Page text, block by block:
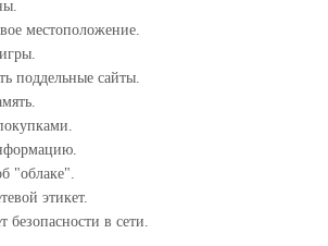
местоположение.
поддельные сайты.
"облаке".
этикет.
в сети.